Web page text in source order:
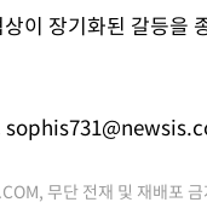
이 장기화된 갈등을
무단 전재 및 재배포 금